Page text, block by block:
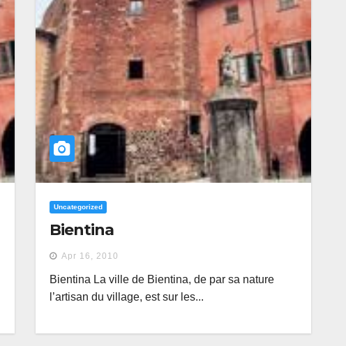
Uncategorized
Bientina
Apr 16, 2010
Bientina La ville de Bientina, de par sa nature
l’artisan du village, est sur ​​les...